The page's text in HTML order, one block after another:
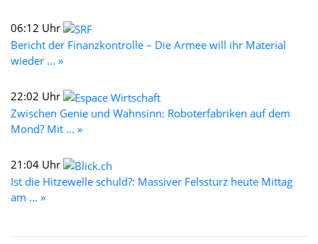
06:12 Uhr
Bericht der Finanzkontrolle – Die Armee will ihr Material
wieder ... »
22:02 Uhr
Zwischen Genie und Wahnsinn: Roboterfabriken auf dem
Mond? Mit ... »
21:04 Uhr
Ist die Hitzewelle schuld?: Massiver Felssturz heute Mittag
am ... »